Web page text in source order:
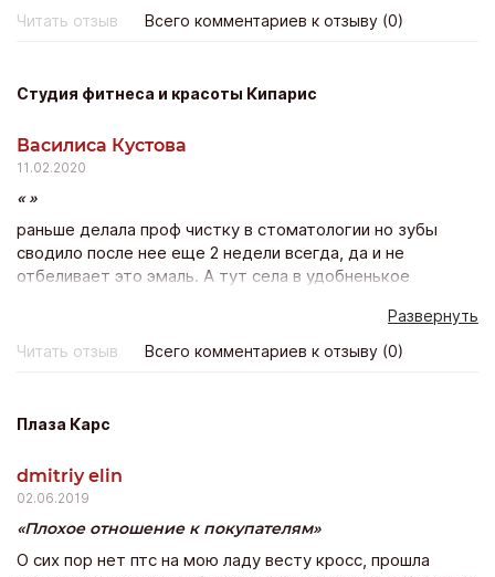
Всё подошло, качество прекрасно и доставка почтой
Читать отзыв Всего комментариев к отзыву (0)
Студия фитнеса и красоты Кипарис
Василиса Кустова
11.02.2020
раньше делала проф чистку в стоматологии но зубы
сводило после нее еще 2 недели всегда, да и не
отбеливает это эмаль. А тут села в удобненькое
белее тона на два уже после 1 процедуры! Боли нет
никакой – просто волшебно и результат будет держатся
Развернуть
Читать отзыв
Всего комментариев к отзыву (0)
Плаза Карс
dmitriy elin
02.06.2019
Плохое отношение к покупателям
О сих пор нет птс на мою ладу весту кросс, прошла